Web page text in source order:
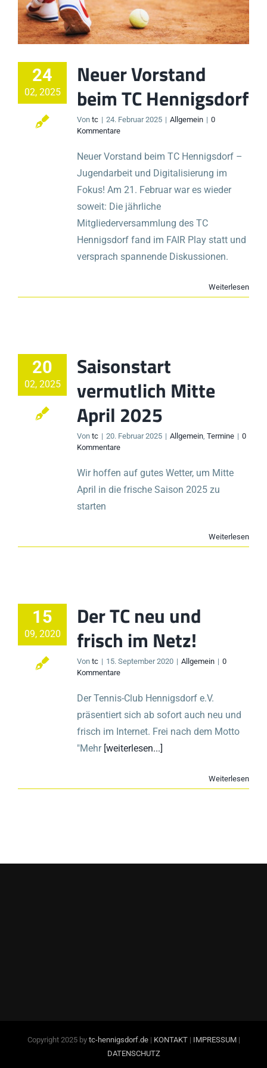
24
02, 2025
Neuer Vorstand
beim TC Hennigsdorf
Von tc | 24. Februar 2025 | Allgemein | 0
Kommentare
Neuer Vorstand beim TC Hennigsdorf –
Jugendarbeit und Digitalisierung im
Fokus! Am 21. Februar war es wieder
soweit: Die jährliche
Mitgliederversammlung des TC
Hennigsdorf fand im FAIR Play statt und
versprach spannende Diskussionen.
Weiterlesen
20
02, 2025
Saisonstart
vermutlich Mitte
April 2025
Von tc | 20. Februar 2025 | Allgemein Termine | 0
Kommentare
Wir hoffen auf gutes Wetter, um Mitte
April in die frische Saison 2025 zu
starten
Weiterlesen
15
09, 2020
Der TC neu und
frisch im Netz!
Von tc | 15. September 2020 | Allgemein | 0
Kommentare
Der Tennis-Club Hennigsdorf e.V.
präsentiert sich ab sofort auch neu und
frisch im Internet. Frei nach dem Motto
"Mehr [weiterlesen...]
Weiterlesen
Copyright 2025 by tc-hennigsdorf.de| KONTAKT| IMPRESSUM|
DATENSCHUTZ